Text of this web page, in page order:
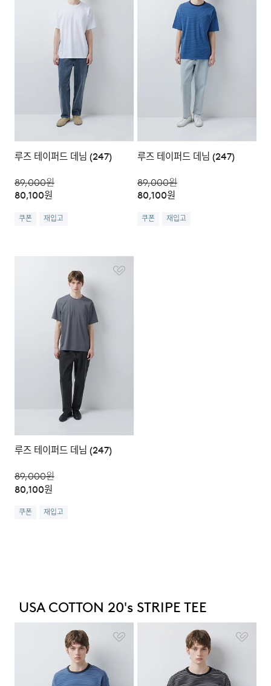
루즈 테이퍼드 데님 (247)
89,000원
80,100원
쿠폰 재입고
루즈 테이퍼드 데님 (247)
89,000원
80,100원
쿠폰 재입고
루즈 테이퍼드 데님 (247)
89,000원
80,100원
쿠폰 재입고
USA COTTON 20's STRIPE TEE